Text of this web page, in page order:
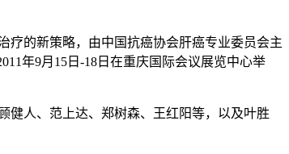
的新策略，由中国抗癌协会肝癌专业委员会主
年9月15日-18日在重庆国际会议展览中心举
人、范上达、郑树森、王红阳等，以及叶胜